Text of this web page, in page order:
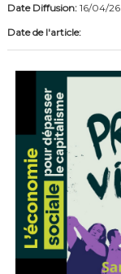
Date Diffusion:16/04/26
Date de l'article: